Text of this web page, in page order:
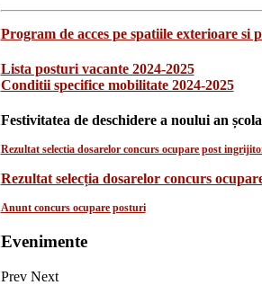
Program de acces pe spatiile exterioare si
Lista posturi vacante 2024-2025
Conditii specifice mobilitate 2024-2025
Festivitatea de deschidere a noului an
Rezultat selectia dosarelor concurs ocupare post
Rezultat selecția dosarelor concurs
Anunt concurs ocupare posturi
Evenimente
Prev Next